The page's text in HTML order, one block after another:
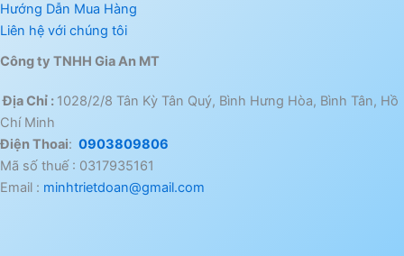
Hướng Dẫn Mua Hàng
Liên hệ với chúng tôi
Công ty TNHH Gia An MT
Địa Chỉ : 1028/2/8 Tân Kỳ Tân Quý, Bình Hưng Hòa, Bình Tân, Hồ
Chí Minh
Điện Thoai: 0903809806
Mã số thuế : 0317935161
Email : minhtrietdoan@gmail.com